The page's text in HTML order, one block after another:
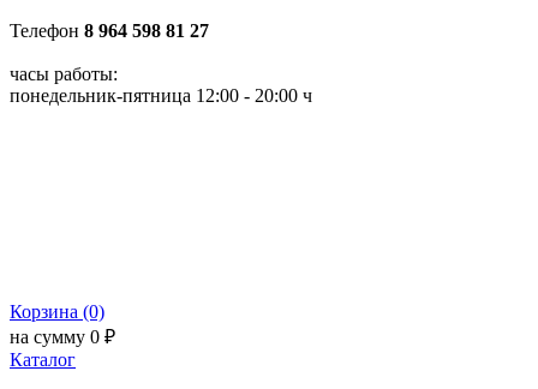
Телефон 8 964 598 81 27
часы работы:
понедельник-пятница 12:00 - 20:00 ч
Корзина (0)
на сумму 0 ₽
Каталог